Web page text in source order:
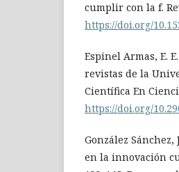
cumplir con la f.
https://doi.org/
Espinel Armas, E.
revistas de la
Científica En
https://doi.org/
González
en la innovación